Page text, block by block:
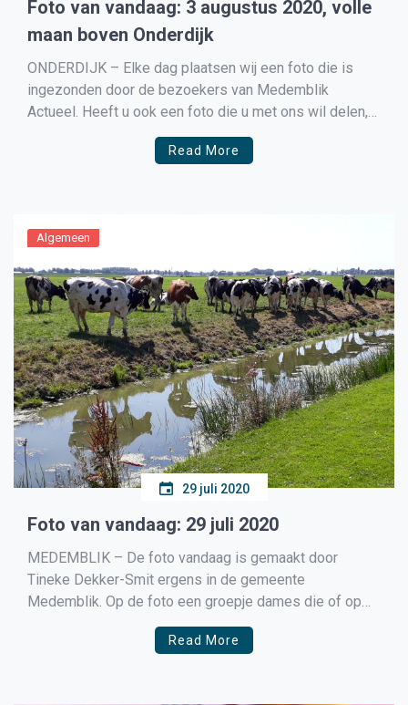
Foto van vandaag: 3 augustus 2020, volle
maan boven Onderdijk
ONDERDIJK – Elke dag plaatsen wij een foto die is
ingezonden door de bezoekers van Medemblik
Actueel. Heeft u ook een foto die u met ons wil delen,
e-mail deze dan naar redactie@medemblikactueel.nl en
vertel er even bij waar deze is genomen. Vergeet niet
Read More
Algemeen
29 juli 2020
Foto van vandaag: 29 juli 2020
MEDEMBLIK – De foto vandaag is gemaakt door
Tineke Dekker-Smit ergens in de gemeente
Medemblik. Op de foto een groepje dames die of op
het punt staan om de dorst te lessen of dit reeds
gedaan hebben. Heeft u nu ook een foto waarvan u
Read More